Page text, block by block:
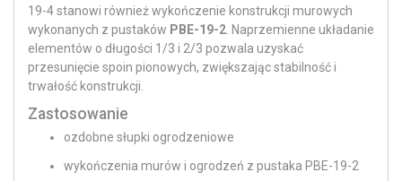
19-4 stanowi również wykończenie konstrukcji murowych
wykonanych z pustaków PBE-19-2 . Naprzemienne układanie
elementów o długości 1/3 i 2/3 pozwala uzyskać
przesunięcie spoin pionowych, zwiększając stabilność i
trwałość konstrukcji.
Zastosowanie
ozdobne słupki ogrodzeniowe
wykończenia murów i ogrodzeń z pustaka PBE-19-2